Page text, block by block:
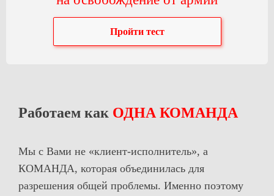
Пройти тест
Работаем как ОДНА КОМАНДА
Мы с Вами не «клиент-исполнитель», а
КОМАНДА, которая объединилась для
разрешения общей проблемы. Именно поэтому